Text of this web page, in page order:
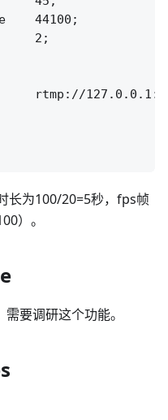
44100;
2;
rtmp://
长为100/20=5秒，fps帧
）。
要调研这个功能。